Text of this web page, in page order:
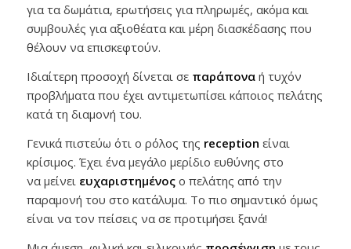
για τα δωμάτια, ερωτήσεις για πληρωμές, ακόμα και
συμβουλές για αξιοθέατα και μέρη διασκέδασης που
θέλουν να επισκεφτούν.
Ιδιαίτερη προσοχή δίνεται σε παράποναή τυχόν
προβλήματα που έχει αντιμετωπίσει κάποιος πελάτης
κατά τη διαμονή του.
Γενικά πιστεύω ότι ο ρόλος της reception είναι
κρίσιμος. Έχει ένα μεγάλο μερίδιο ευθύνης στο
να μείνει ευχαριστημένοςο πελάτης από την
παραμονή του στο κατάλυμα. Το πιο σημαντικό όμως
είναι να τον πείσεις να σε προτιμήσει ξανά!